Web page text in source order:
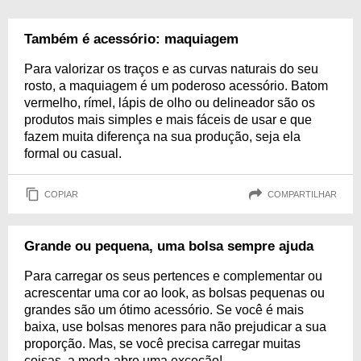
Também é acessório: maquiagem
Para valorizar os traços e as curvas naturais do seu
rosto, a maquiagem é um poderoso acessório. Batom
vermelho, rímel, lápis de olho ou delineador são os
produtos mais simples e mais fáceis de usar e que
fazem muita diferença na sua produção, seja ela
formal ou casual.
COPIAR COMPARTILHAR
Grande ou pequena, uma bolsa sempre ajuda
Para carregar os seus pertences e complementar ou
acrescentar uma cor ao look, as bolsas pequenas ou
grandes são um ótimo acessório. Se você é mais
baixa, use bolsas menores para não prejudicar a sua
proporção. Mas, se você precisa carregar muitas